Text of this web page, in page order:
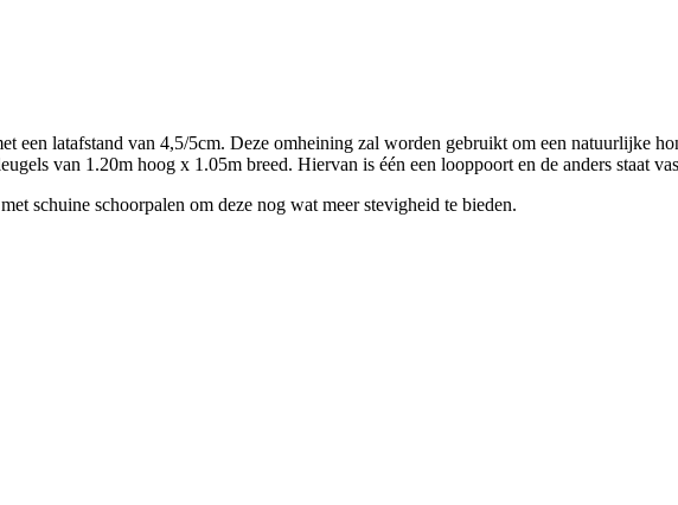
een latafstand van 4,5/5cm. Deze omheining zal worden gebruikt om een natuurlijke
van 1.20m hoog x 1.05m breed. Hiervan is één een looppoort en de anders staat
schuine schoorpalen om deze nog wat meer stevigheid te bieden.